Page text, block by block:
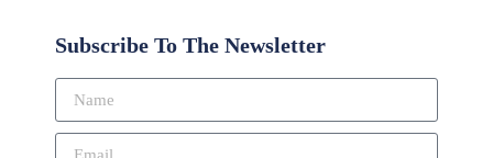
Subscribe To The Newsletter